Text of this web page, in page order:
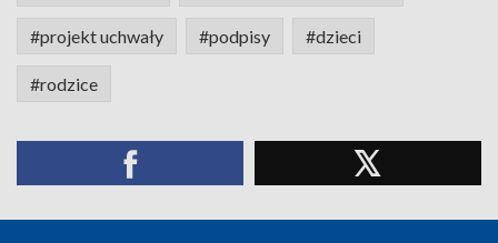
#projekt uchwały #podpisy #dzieci
#rodzice